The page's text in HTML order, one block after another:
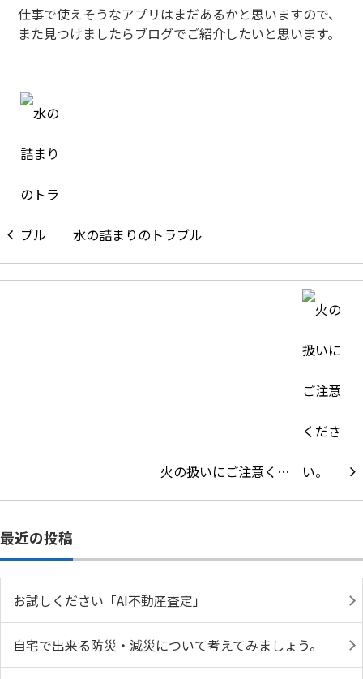
仕事で使えそうなアプリはまだあるかと思いますので、
また見つけましたらブログでご紹介したいと思います。
水の詰まりのトラブル
火の扱いにご注意く…
最近の投稿
お試しください「AI不動産査定」
自宅で出来る防災・減災について考えてみましょう。